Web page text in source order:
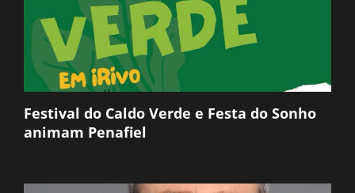
Festival do Caldo Verde e Festa do Sonho
animam Penafiel